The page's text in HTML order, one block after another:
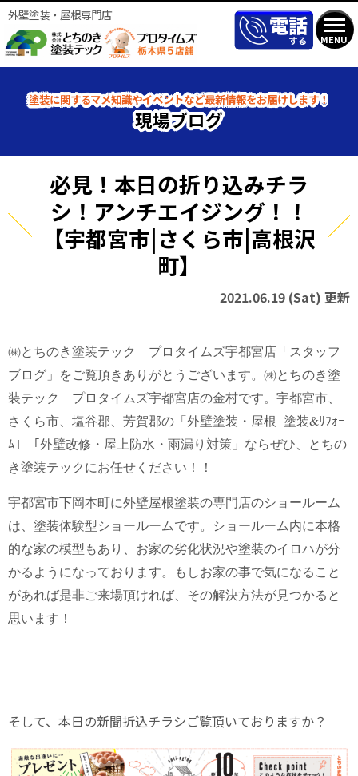
MENU
外壁塗装・屋根専門店
塗装に関するマメ知識やイベントなど最新情報をお届けします！
現場ブログ
必見！本日の折り込みチラ
シ！アンチエイジング！！
【宇都宮市|さくら市|高根沢
町】
2021.06.19 (Sat) 更新
㈱とちのき塗装テック プロタイムズ宇都宮店「スタッフ
ブログ」をご覧頂きありがとうございます。㈱とちのき塗
装テック プロタイムズ宇都宮店の金村です。宇都宮市、
さくら市、塩谷郡、芳賀郡の「外壁塗装・屋根 塗装&ﾘﾌｫｰ
ﾑ」「外壁改修・屋上防水・雨漏り対策」ならぜひ、とちの
き塗装テックにお任せください！！
宇都宮市下岡本町に外壁屋根塗装の専門店のショールーム
は、塗装体験型ショールームです。ショールーム内に本格
的な家の模型もあり、お家の劣化状況や塗装のイロハが分
かるようになっております。もしお家の事で気になること
があれば是非ご来場頂ければ、その解決方法が見つかると
思います！
そして、本日の新聞折込チラシご覧頂いておりますか？